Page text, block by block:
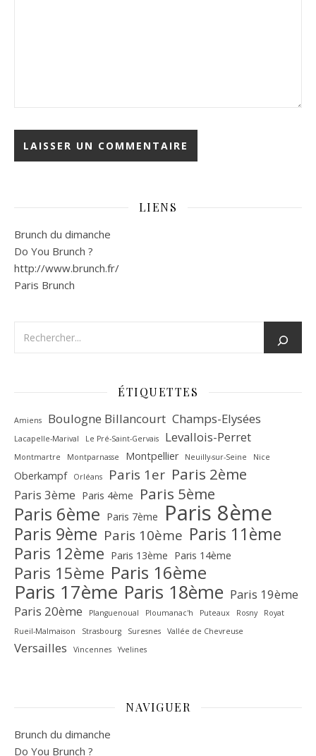
LIENS
Brunch du dimanche
Do You Brunch ?
http://www.brunch.fr/
Paris Brunch
ÉTIQUETTES
Amiens Boulogne Billancourt Champs-Elysées
Lacapelle-Marival Le Pré-Saint-Gervais Levallois-Perret
Montmartre Montparnasse Montpellier Neuilly-sur-Seine Nice
Oberkampf Orléans Paris 1er Paris 2ème
Paris 3ème Paris 4ème Paris 5ème
Paris 6ème Paris 7ème Paris 8ème
Paris 9ème Paris 10ème Paris 11ème
Paris 12ème Paris 13ème Paris 14ème
Paris 15ème Paris 16ème
Paris 17ème Paris 18ème Paris 19ème
Paris 20ème
Planguenoual Ploumanac'h Puteaux Rosny
Royat
Rueil-Malmaison
Strasbourg Suresnes Vallée de Chevreuse‎
Versailles Vincennes Yvelines
NAVIGUER
Brunch du dimanche
Do You Brunch ?